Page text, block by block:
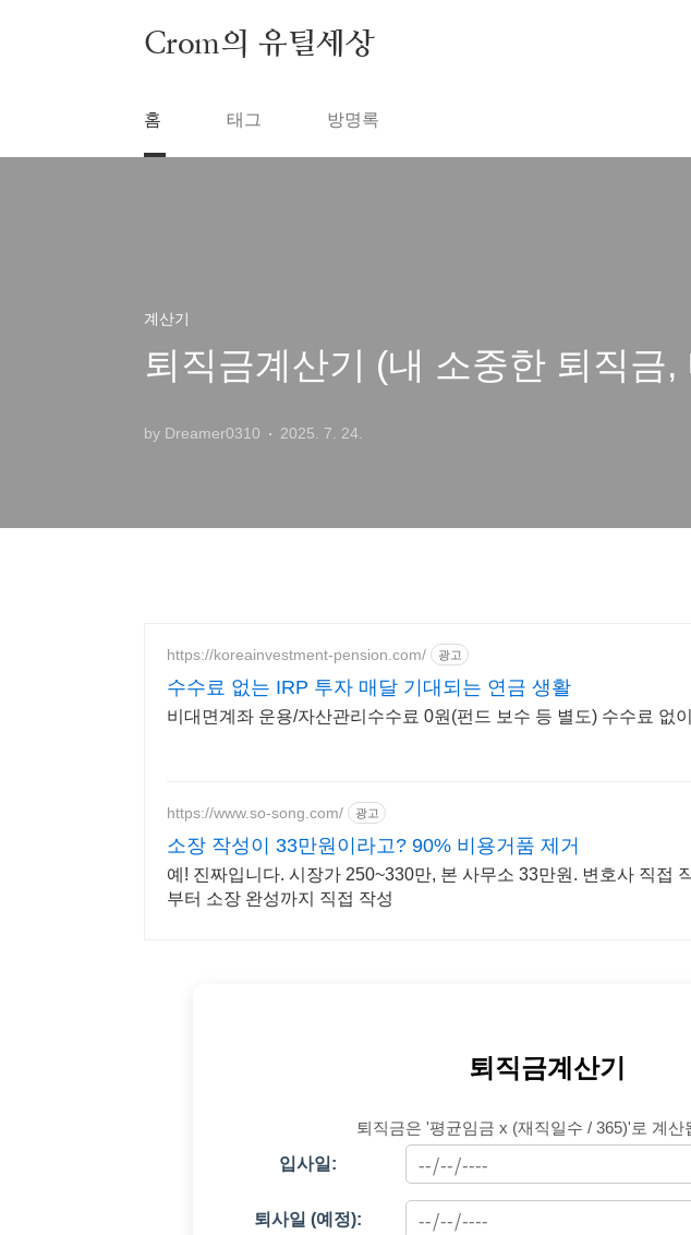
Crom의 유틸세상
홈 태그 방명록
계산기
퇴직금계산기 (내 소중한 퇴직금,
by Dreamer0310 2025. 7. 24.
https://koreainvestment-pension.com/ 광고
수수료 없는 IRP 투자 매달 기대되는 연금 생활
비대면계좌 운용/자산관리수수료 0원(펀드 보수 등 별도) 수수료 없
https://www.so-song.com/ 광고
소장 작성이 33만원이라고? 90% 비용거품 제거
예! 진짜입니다. 시장가 250~330만, 본 사무소 33만원. 변호사 직접
부터 소장 완성까지 직접 작성
퇴직금계산기
퇴직금은 '평균임금 x (재직일수 / 365)'로 계산
입사일:
퇴사일 (예정):